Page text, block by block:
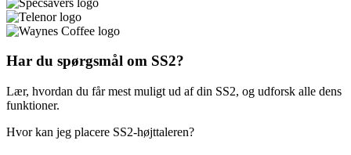
Har du spørgsmål om SS2?
Lær, hvordan du får mest muligt ud af din SS2, og udforsk alle dens
funktioner.
Hvor kan jeg placere SS2-højttaleren?